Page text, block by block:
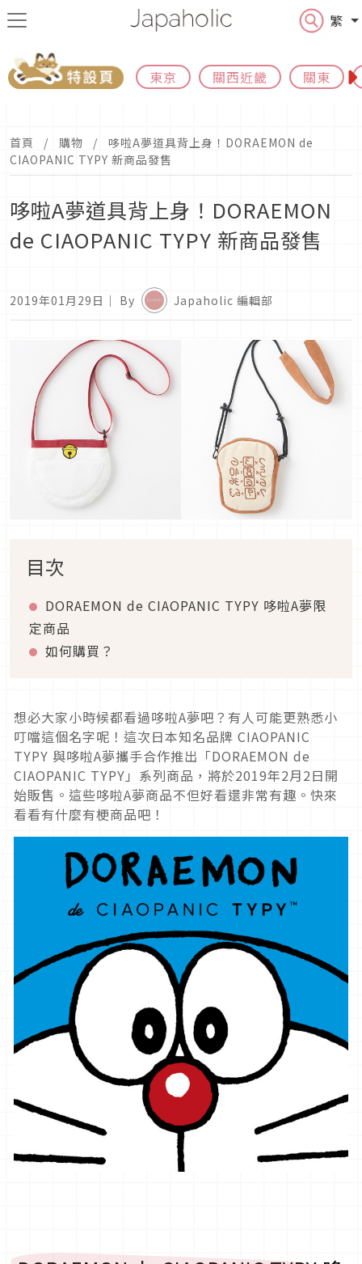
繁
東京 關西近畿 關東
首頁 購物
哆啦A夢道具背上身！DORAEMON de
CIAOPANIC TYPY 新商品發售
哆啦A夢道具背上身！DORAEMON
de CIAOPANIC TYPY 新商品發售
2019年01月29日 ｜ By Japaholic 編輯部
目次
DORAEMON de CIAOPANIC TYPY 哆啦A夢限
定商品
如何購買？
想必大家小時候都看過哆啦A夢吧？有人可能更熟悉小
叮噹這個名字呢！這次日本知名品牌 CIAOPANIC
TYPY 與哆啦A夢攜手合作推出「DORAEMON de
CIAOPANIC TYPY」系列商品，將於2019年2月2日開
始販售。這些哆啦A夢商品不但好看還非常有趣。快來
看看有什麼有梗商品吧！